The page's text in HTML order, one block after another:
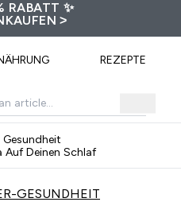
RABATT ✨
>
REZEPTE
Auf Deinen Schlaf
GESUNDHEIT